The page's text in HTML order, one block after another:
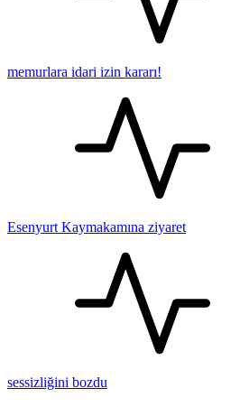
memurlara idari izin kararı!
Esenyurt Kaymakamına ziyaret
sessizliğini bozdu